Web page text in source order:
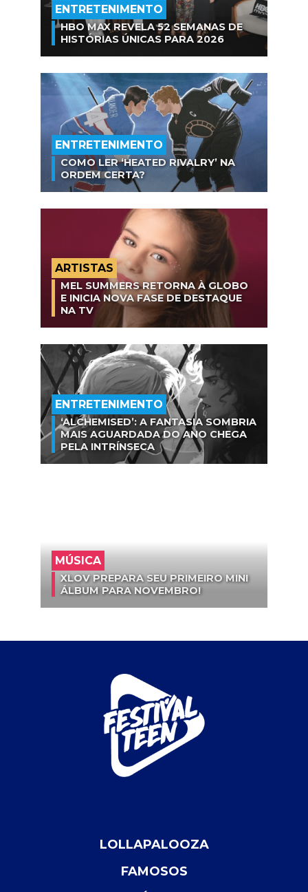
ENTRETENIMENTO
HBO MAX REVELA 52 SEMANAS DE
HISTÓRIAS ÚNICAS PARA 2026
ENTRETENIMENTO
COMO LER ‘HEATED RIVALRY’ NA
ORDEM CERTA?
ARTISTAS
MEL SUMMERS RETORNA À GLOBO
E INICIA NOVA FASE DE DESTAQUE
NA TV
ENTRETENIMENTO
‘ALCHEMISED’: A FANTASIA SOMBRIA
MAIS AGUARDADA DO ANO CHEGA
PELA INTRÍNSECA
MÚSICA
XLOV PREPARA SEU PRIMEIRO MINI
ÁLBUM PARA NOVEMBRO!
LOLLAPALOOZA
FAMOSOS